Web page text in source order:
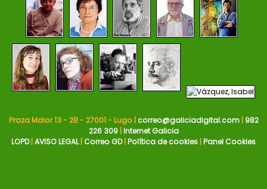
Praza Maior 13 - 2B - 27001 - Lugo | correo@galiciadigital.com| 982
226 309| Internet Galicia
LOPD| AVISO LEGAL| Correo GD| Política de cookies Panel Cookies